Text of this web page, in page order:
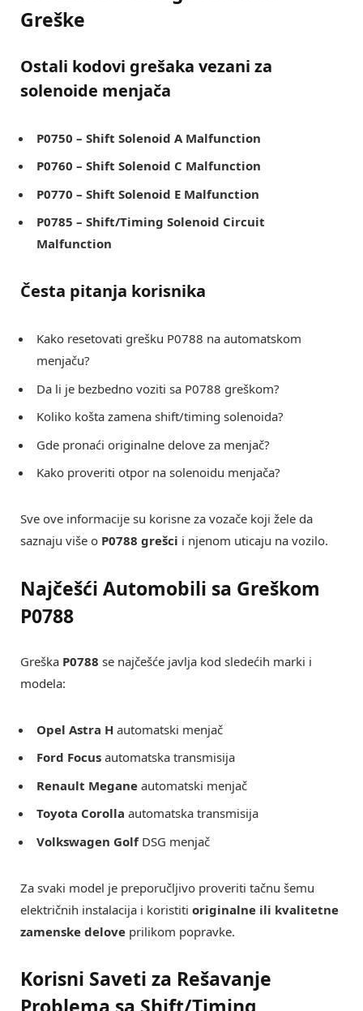
Greške
Ostali kodovi grešaka vezani za
solenoide menjača
P0750 – Shift Solenoid A Malfunction
P0760 – Shift Solenoid C Malfunction
P0770 – Shift Solenoid E Malfunction
P0785 – Shift/Timing Solenoid Circuit
Malfunction
Česta pitanja korisnika
Kako resetovati grešku P0788 na automatskom
menjaču?
Da li je bezbedno voziti sa P0788 greškom?
Koliko košta zamena shift/timing solenoida?
Gde pronaći originalne delove za menjač?
Kako proveriti otpor na solenoidu menjača?
Sve ove informacije su korisne za vozače koji žele da
saznaju više o P0788 grešci i njenom uticaju na vozilo.
Najčešći Automobili sa Greškom
P0788
Greška P0788 se najčešće javlja kod sledećih marki i
modela:
Opel Astra H automatski menjač
Ford Focus automatska transmisija
Renault Megane automatski menjač
Toyota Corolla automatska transmisija
Volkswagen GolfDSG menjač
Za svaki model je preporučljivo proveriti tačnu šemu
električnih instalacija i koristiti originalne ili kvalitetne
zamenske delove prilikom popravke.
Korisni Saveti za Rešavanje